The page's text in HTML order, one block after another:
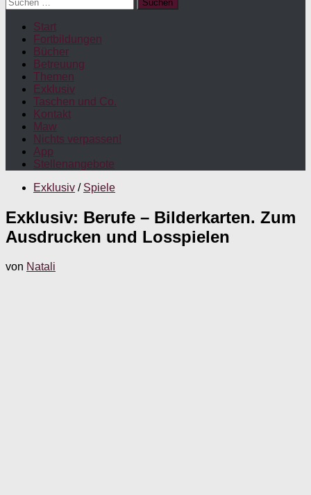
nach:
Start
Fortbildungen
Bücher
Betreuung
Themen
Exklusiv
Taschen und Co.
Kontakt
Maw
Nichts verpassen!
App
Stellenangebote
Exklusiv / Spiele
Exklusiv: Berufe – Bilderkarten. Zum
Ausdrucken und Losspielen
von Natali